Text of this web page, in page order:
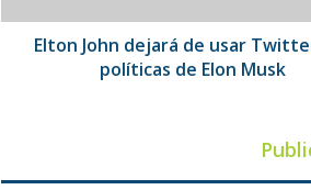
de
Elton John dejará de usar
políticas de Elon Musk